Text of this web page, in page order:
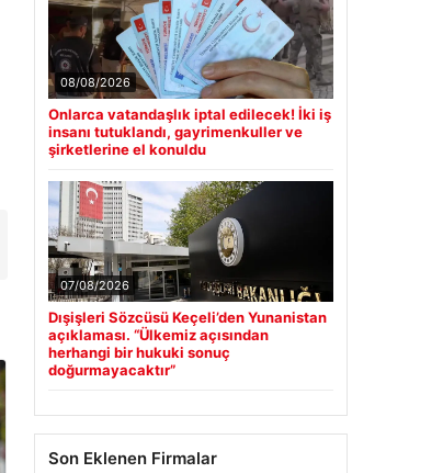
08/08/2026
Onlarca vatandaşlık iptal edilecek! İki iş
insanı tutuklandı, gayrimenkuller ve
şirketlerine el konuldu
07/08/2026
Dışişleri Sözcüsü Keçeli’den Yunanistan
açıklaması. “Ülkemiz açısından
herhangi bir hukuki sonuç
doğurmayacaktır”
Son Eklenen Firmalar